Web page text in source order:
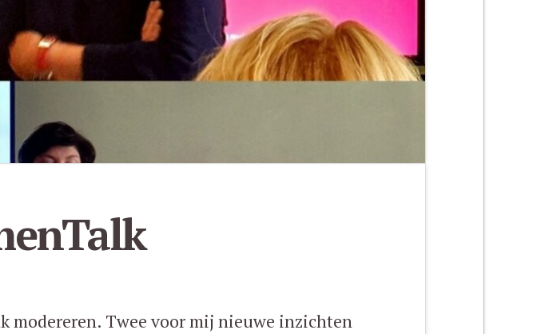
modereren. Twee voor mij nieuwe inzichten